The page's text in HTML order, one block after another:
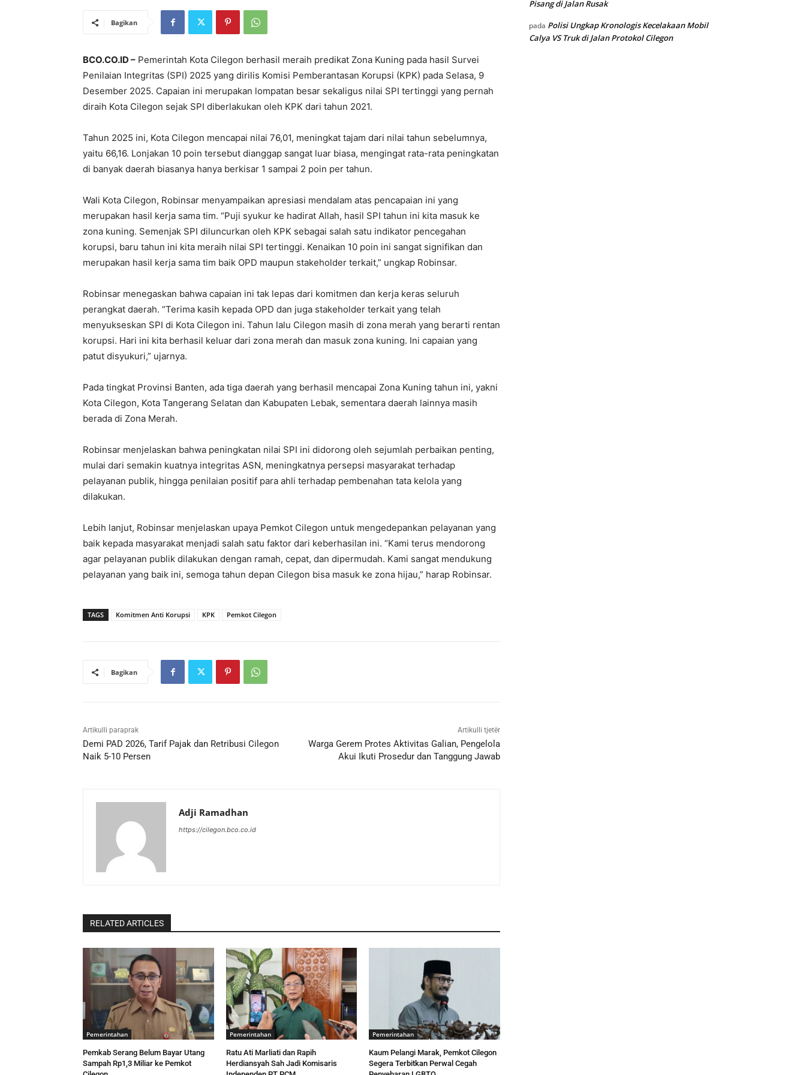
Bagikan
BCO.CO.ID – Pemerintah Kota Cilegon berhasil meraih predikat Zona Kuning pada hasil Survei
Penilaian Integritas (SPI) 2025 yang dirilis Komisi Pemberantasan Korupsi (KPK) pada Selasa, 9
Desember 2025. Capaian ini merupakan lompatan besar sekaligus nilai SPI tertinggi yang pernah
diraih Kota Cilegon sejak SPI diberlakukan oleh KPK dari tahun 2021.
Tahun 2025 ini, Kota Cilegon mencapai nilai 76,01, meningkat tajam dari nilai tahun sebelumnya,
yaitu 66,16. Lonjakan 10 poin tersebut dianggap sangat luar biasa, mengingat rata-rata peningkatan
di banyak daerah biasanya hanya berkisar 1 sampai 2 poin per tahun.
Wali Kota Cilegon, Robinsar menyampaikan apresiasi mendalam atas pencapaian ini yang
merupakan hasil kerja sama tim. “Puji syukur ke hadirat Allah, hasil SPI tahun ini kita masuk ke
zona kuning. Semenjak SPI diluncurkan oleh KPK sebagai salah satu indikator pencegahan
korupsi, baru tahun ini kita meraih nilai SPI tertinggi. Kenaikan 10 poin ini sangat signifikan dan
merupakan hasil kerja sama tim baik OPD maupun stakeholder terkait,” ungkap Robinsar.
Robinsar menegaskan bahwa capaian ini tak lepas dari komitmen dan kerja keras seluruh
perangkat daerah. “Terima kasih kepada OPD dan juga stakeholder terkait yang telah
menyukseskan SPI di Kota Cilegon ini. Tahun lalu Cilegon masih di zona merah yang berarti rentan
korupsi. Hari ini kita berhasil keluar dari zona merah dan masuk zona kuning. Ini capaian yang
patut disyukuri,” ujarnya.
Pada tingkat Provinsi Banten, ada tiga daerah yang berhasil mencapai Zona Kuning tahun ini, yakni
Kota Cilegon, Kota Tangerang Selatan dan Kabupaten Lebak, sementara daerah lainnya masih
berada di Zona Merah.
Robinsar menjelaskan bahwa peningkatan nilai SPI ini didorong oleh sejumlah perbaikan penting,
mulai dari semakin kuatnya integritas ASN, meningkatnya persepsi masyarakat terhadap
pelayanan publik, hingga penilaian positif para ahli terhadap pembenahan tata kelola yang
dilakukan.
Lebih lanjut, Robinsar menjelaskan upaya Pemkot Cilegon untuk mengedepankan pelayanan yang
baik kepada masyarakat menjadi salah satu faktor dari keberhasilan ini. “Kami terus mendorong
agar pelayanan publik dilakukan dengan ramah, cepat, dan dipermudah. Kami sangat mendukung
pelayanan yang baik ini, semoga tahun depan Cilegon bisa masuk ke zona hijau,” harap Robinsar.
TAGS Komitmen Anti Korupsi KPK Pemkot Cilegon
Bagikan
Artikulli paraprak
Demi PAD 2026, Tarif Pajak dan Retribusi Cilegon
Naik 5-10 Persen
Artikulli tjetër
Warga Gerem Protes Aktivitas Galian, Pengelola
Akui Ikuti Prosedur dan Tanggung Jawab
Adji Ramadhan
https://cilegon.bco.co.id
RELATED ARTICLES
Pemerintahan
Pemkab Serang Belum Bayar Utang
Sampah Rp1,3 Miliar ke Pemkot
Pemerintahan
Ratu Ati Marliati dan Rapih
Herdiansyah Sah Jadi Komisaris
Pemerintahan
Kaum Pelangi Marak, Pemkot Cilegon
Segera Terbitkan Perwal Cegah
Pisang di Jalan Rusak
pada Polisi Ungkap Kronologis Kecelakaan Mobil
Calya VS Truk di Jalan Protokol Cilegon